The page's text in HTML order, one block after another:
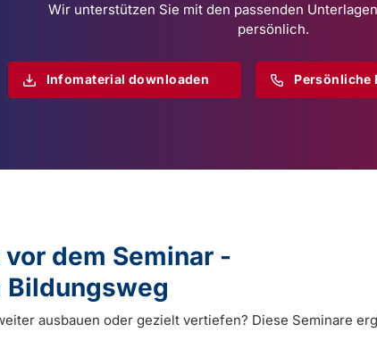
Wir unterstützen Sie mit den passenden
persönlich.
Infomaterial downloaden Persönliche
dem Seminar -
Bildungsweg
ausbauen oder gezielt vertiefen? Diese Seminare